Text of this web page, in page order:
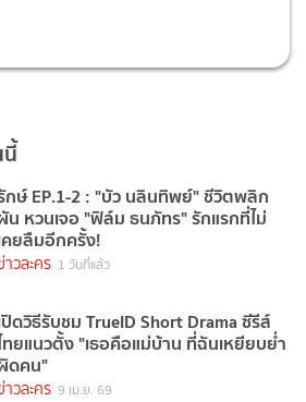
กษ์ EP.1-2 : "บัว นลินทิพย์" ชีวิตพลิก
น หวนเจอ "ฟิล์ม ธนภัทร" รักแรกที่ไม่
คยลืมอีกครั้ง!
าวละคร 1 วันที่แล้ว
ปิดวิธีรับชม TrueID Short Drama ซีรีส์
ทยแนวตั้ง "เธอคือแม่บ้าน ที่ฉันเหยียบย่ำ
ดคน"
าวละคร 9 เม.ย. 69